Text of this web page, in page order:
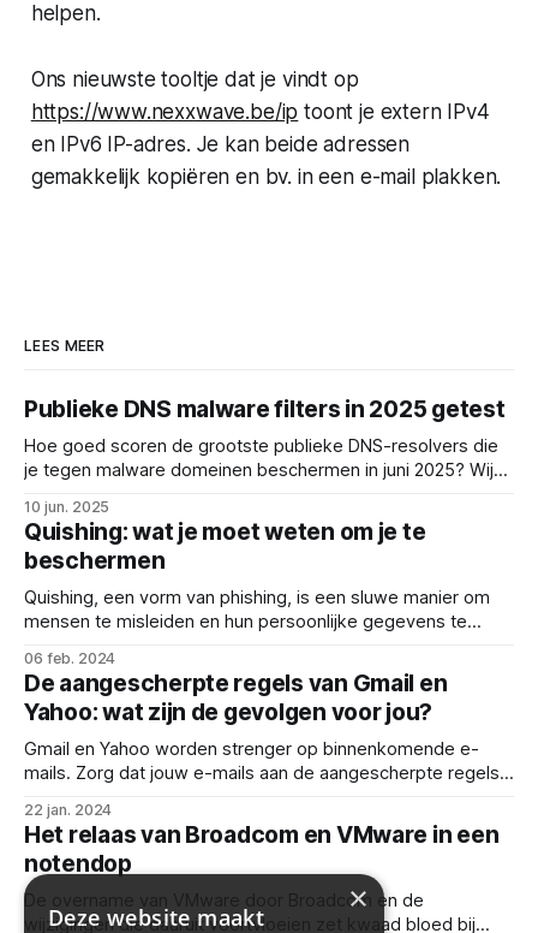
helpen.
Ons nieuwste tooltje dat je vindt op
https://www.nexxwave.be/ip toont je extern IPv4
en IPv6 IP-adres. Je kan beide adressen
gemakkelijk kopiëren en bv. in een e-mail plakken.
LEES MEER
Publieke DNS malware filters in 2025 getest
Hoe goed scoren de grootste publieke DNS-resolvers die
je tegen malware domeinen beschermen in juni 2025? Wij
10 jun. 2025
Quishing: wat je moet weten om je te
beschermen
Quishing, een vorm van phishing, is een sluwe manier om
mensen te misleiden en hun persoonlijke gegevens te
je het herkent en hoe je je organisatie hiertegen kan
beschermen.
06 feb. 2024
De aangescherpte regels van Gmail en
Yahoo: wat zijn de gevolgen voor jou?
Gmail en Yahoo worden strenger op binnenkomende e-
mails. Zorg dat jouw e-mails aan de aangescherpte regels
22 jan. 2024
Het relaas van Broadcom en VMware in een
notendop
De overname van VMware door Broadcom en de
wijzigingen die daaruit voortvloeien zet kwaad bloed bij
×
Deze website maakt